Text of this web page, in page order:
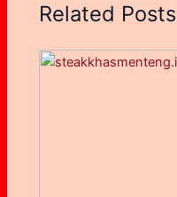
Related Posts